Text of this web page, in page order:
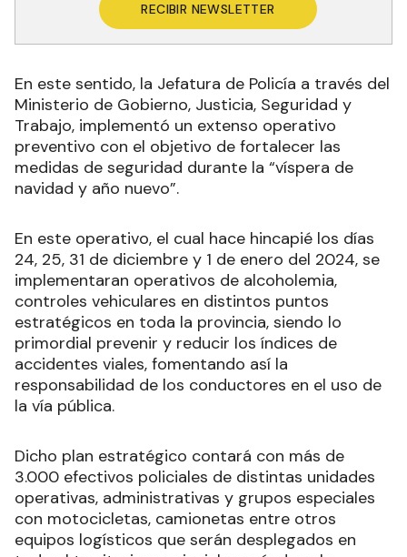
RECIBIR NEWSLETTER
En este sentido, la Jefatura de Policía a través del
Ministerio de Gobierno, Justicia, Seguridad y
Trabajo, implementó un extenso operativo
preventivo con el objetivo de fortalecer las
medidas de seguridad durante la “víspera de
navidad y año nuevo”.
En este operativo, el cual hace hincapié los días
24, 25, 31 de diciembre y 1 de enero del 2024, se
implementaran operativos de alcoholemia,
controles vehiculares en distintos puntos
estratégicos en toda la provincia, siendo lo
primordial prevenir y reducir los índices de
accidentes viales, fomentando así la
responsabilidad de los conductores en el uso de
la vía pública.
Dicho plan estratégico contará con más de
3.000 efectivos policiales de distintas unidades
operativas, administrativas y grupos especiales
con motocicletas, camionetas entre otros
equipos logísticos que serán desplegados en